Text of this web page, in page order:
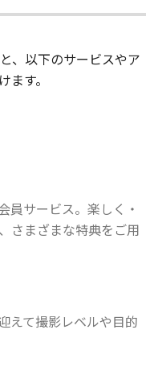
、以下のサービスやア
す。
員サービス。楽しく・
さまざまな特典をご用
えて撮影レベルや目的